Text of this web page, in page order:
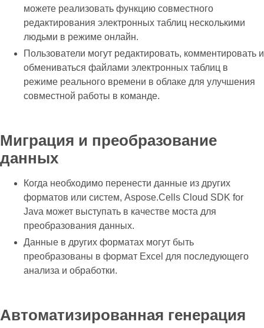
можете реализовать функцию совместного
редактирования электронных таблиц несколькими
людьми в режиме онлайн.
Пользователи могут редактировать, комментировать и
обмениваться файлами электронных таблиц в
режиме реального времени в облаке для улучшения
совместной работы в команде.
Миграция и преобразование
данных
Когда необходимо перенести данные из других
форматов или систем, Aspose.Cells Cloud SDK for
Java может выступать в качестве моста для
преобразования данных.
Данные в других форматах могут быть
преобразованы в формат Excel для последующего
анализа и обработки.
Автоматизированная генерация